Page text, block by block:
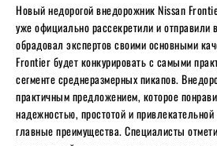
Новый недорогой внедорожник Nissan
уже официально рассекретили и отправили
обрадовал экспертов своими основными
Frontier будет конкурировать с самыми
сегменте среднеразмерных пикапов.
практичным предложением, которое
надежностью, простотой и
главные преимущества. Специалисты